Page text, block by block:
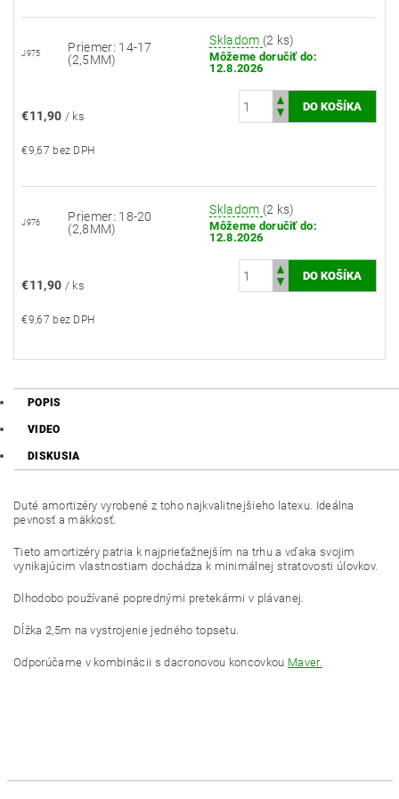
J975
Priemer: 14-17
(2,5MM)
Skladom (2 ks)
Môžeme doručiť do:
12.8.2026
€11,90 / ks
€9,67 bez DPH
J976
Priemer: 18-20
(2,8MM)
Skladom (2 ks)
Môžeme doručiť do:
12.8.2026
€11,90 / ks
€9,67 bez DPH
POPIS
VIDEO
DISKUSIA
Duté amortizéry vyrobené z toho najkvalitnejšieho latexu. Ideálna
pevnosť a mäkkosť.
Tieto amortizéry patria k najprieťažnejším na trhu a vďaka svojim
vynikajúcim vlastnostiam dochádza k minimálnej stratovosti úlovkov.
Dlhodobo používané poprednými pretekármi v plávanej.
Dĺžka 2,5m na vystrojenie jedného topsetu.
Odporúčame v kombinácii s dacronovou koncovkou Maver.